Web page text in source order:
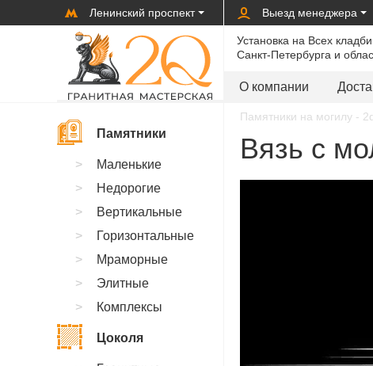
Ленинский проспект Выезд менеджера
Установка на Всех
Санкт-Петербурга и
О компании
Памятники на могилу -
Вязь с
Памятники
Маленькие
Недорогие
Вертикальные
Горизонтальные
Мраморные
Элитные
Комплексы
Цоколя